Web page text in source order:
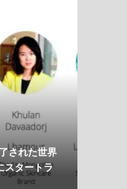
された世界
スタートラ